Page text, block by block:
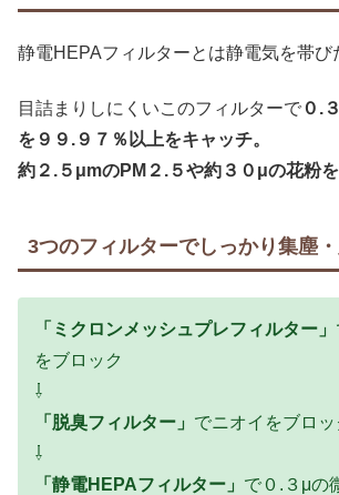
静電HEPAフィルターとは静電気を帯び
目詰まりしにくいこのフィルターで０.
を９９.９７％以上をキャッチ。
約２.５μmのPM２.５や約３０μの花粉
3つのフィルターでしっかり集塵
「ミクロンメッシュプレフィルター」
をブロック
⇩
「脱臭フィルター」 でニオイをブロッ
⇩
「静電HEPAフィルター」 で０.３μの